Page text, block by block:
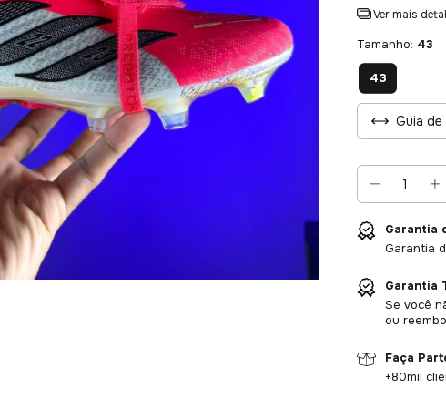
Ver mais
Tamanho: 43
43
Guia de
Garantia
Garantia
Garantia
Se você
ou
Faça
+80mil